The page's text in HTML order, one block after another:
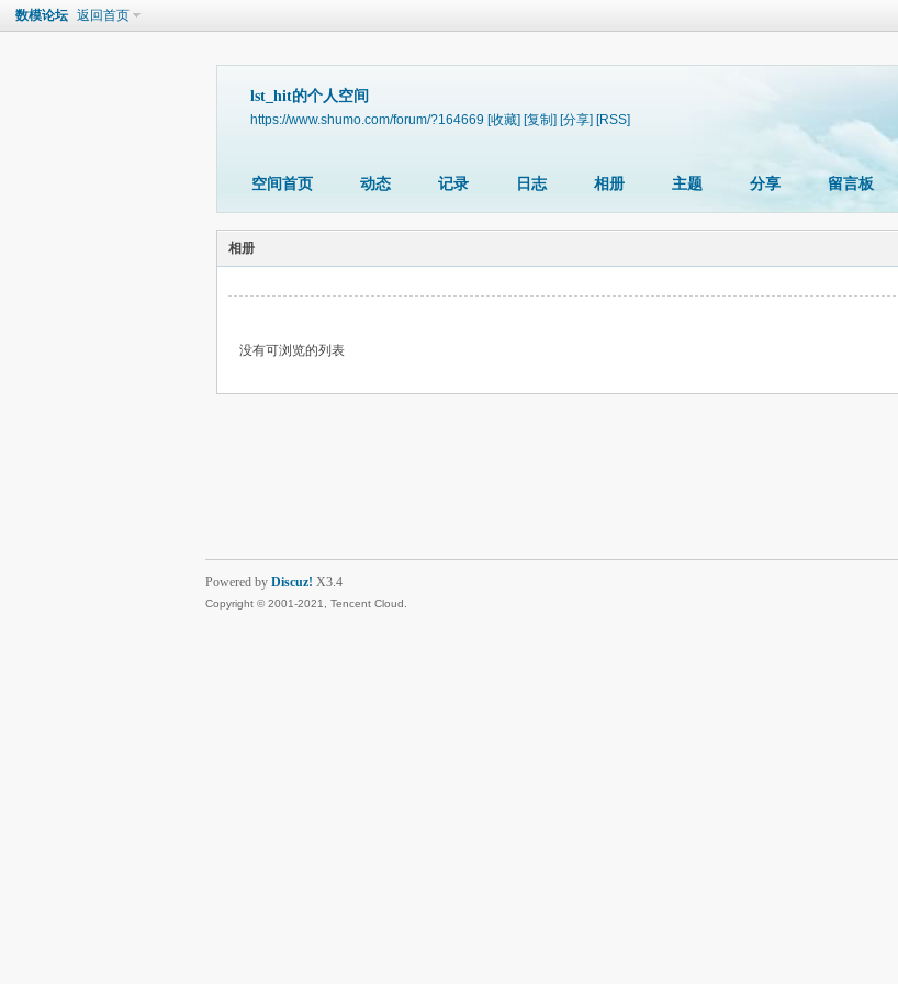
数模论坛 返回首页
lst_hit的个人空间
https://www.shumo.com/forum/?164669 [收藏] [复制] [分享] [RSS]
空间首页 动态 记录 日志 相册 主题 分享 留言板
相册
没有可浏览的列表
Powered by Discuz! X3.4
Copyright © 2001-2021, Tencent Cloud.